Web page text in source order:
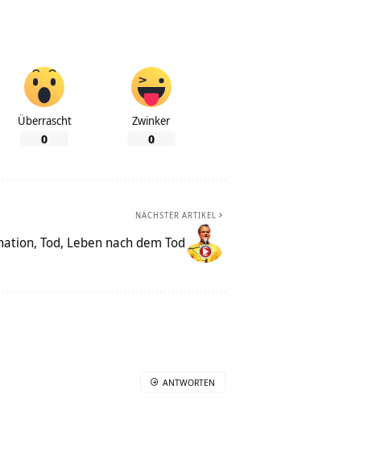
Überrascht
0
Zwinker
0
NÄCHSTER ARTIKEL
Tod, Leben nach dem Tod
ANTWORTEN